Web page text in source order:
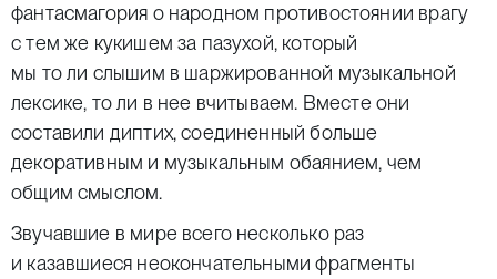
фантасмагория о народном противостоянии врагу
с тем же кукишем за пазухой, который
мы то ли слышим в шаржированной музыкальной
лексике, то ли в нее вчитываем. Вместе они
составили диптих, соединенный больше
декоративным и музыкальным обаянием, чем
общим смыслом.
Звучавшие в мире всего несколько раз
и казавшиеся неокончательными фрагменты